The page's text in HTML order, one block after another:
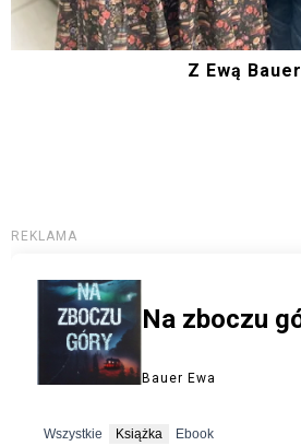
Z Ewą Bauer